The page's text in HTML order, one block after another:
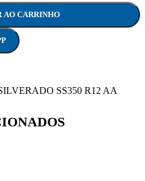
AO CARRINHO
SS350 R12 AA